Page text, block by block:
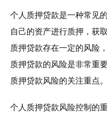
个人质押贷款是一种常见
自己的资产进行质押，获
质押贷款存在一定的风险
质押贷款的风险是非常重
质押贷款风险的关注重点。
个人质押贷款风险控制的